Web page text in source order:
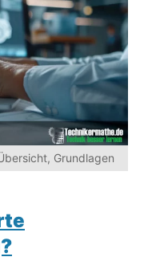
Grundlagen